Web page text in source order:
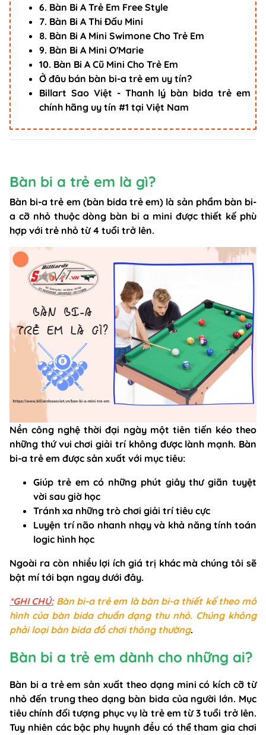
6. Bàn Bi A Trẻ Em Free Style
7. Bàn Bi A Thi Đấu Mini
8. Bàn Bi A Mini Swimone Cho Trẻ Em
9. Bàn Bi A Mini O'Marie
10. Bàn Bi A Cũ Mini Cho Trẻ Em
Ở đâu bán bàn bi-a trẻ em uy tín?
Billart Sao Việt - Thanh lý bàn bida trẻ em
chính hãng uy tín #1 tại Việt Nam
Bàn bi a trẻ em là gì?
Bàn bi-a trẻ em (bàn bida trẻ em) là sản phẩm bàn bi-
a cỡ nhỏ thuộc dòng bàn bi a mini được thiết kế phù
hợp với trẻ nhỏ từ 4 tuổi trở lên.
Nền công nghệ thời đại ngày một tiên tiến kéo theo
những thứ vui chơi giải trí không được lành mạnh. Bàn
bi-a trẻ em được sản xuất với mục tiêu:
Giúp trẻ em có những phút giây thư giãn tuyệt
vời sau giờ học
Tránh xa những trò chơi giải trí tiêu cực
Luyện trí não nhanh nhạy và khả năng tính toán
logic hình học
Ngoài ra còn nhiều lợi ích giá trị khác mà chúng tôi sẽ
bật mí tới bạn ngay dưới đây.
*GHI CHÚ: Bàn bi-a trẻ em là bàn bi-a thiết kế theo mô
hình của bàn bida chuẩn dạng thu nhỏ. Chúng không
phải loại bàn bida đồ chơi thông thường.
Bàn bi a trẻ em dành cho những ai?
Bàn bi a trẻ em sản xuất theo dạng mini có kích cỡ từ
nhỏ đến trung theo dạng bàn bida của người lớn. Mục
tiêu chính đối tượng phục vụ là trẻ em từ 3 tuổi trở lên.
Tuy nhiên các bậc phụ huynh đều có thể tham gia chơi